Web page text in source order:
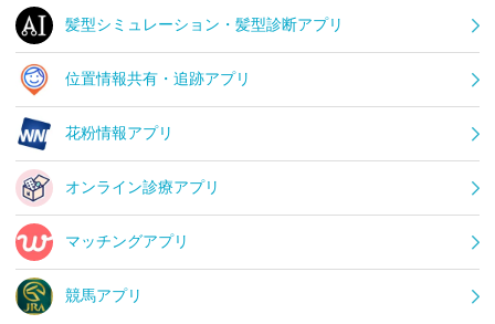
髪型シミュレーション・髪型診断アプリ
位置情報共有・追跡アプリ
花粉情報アプリ
オンライン診療アプリ
マッチングアプリ
競馬アプリ